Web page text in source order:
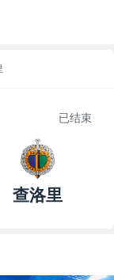
已结束
查洛里